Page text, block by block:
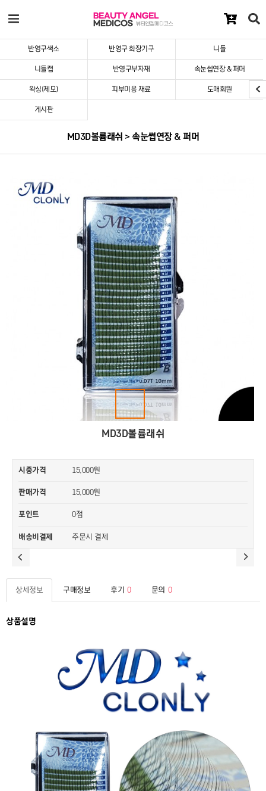
반영구색소 반영구 화장기구 니들
니들캡 반영구부자재 속눈썹연장 & 퍼머
왁싱(제모) 피부미용 재료 도매회원
게시판
MD3D볼륨래쉬 > 속눈썹연장 & 퍼머
MD3D볼륨래쉬
시중가격 15,000원
판매가격 15,000원
포인트 0점
배송비결제 주문시 결제
상세정보 구매정보 후기 0 문의 0
상품설명